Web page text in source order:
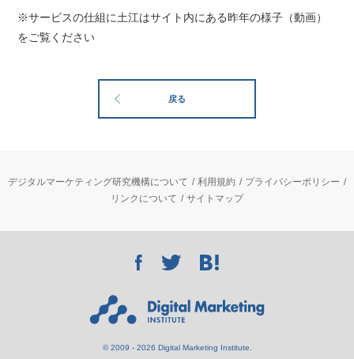
※サービスの仕組に土江はサイト内にある昨年の様子（動画）
をご覧ください
戻る
デジタルマーケティング研究機構について 利用規約
プライバシーポリシー
リンクについて
サイトマップ
© 2009 - 2026 Digital Marketing Institute.